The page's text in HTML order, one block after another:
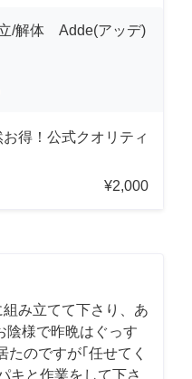
/解体 Adde(アッデ)
得！公式クオリティ
¥2,000
み立てて下さり、あ
陰様で昨晩はぐっす
たのですが｢任せてく
キと作業をして下さ